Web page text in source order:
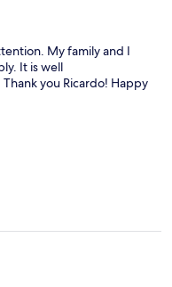
My family and I
It is well
you Ricardo! Happy